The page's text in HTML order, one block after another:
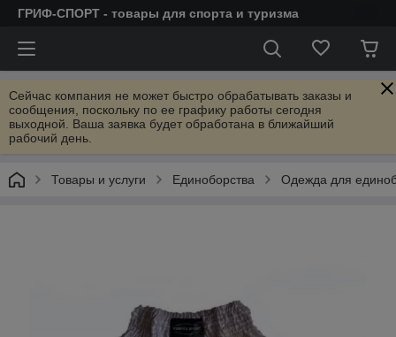
ГРИФ-СПОРТ - товары для спорта и туризма
Сейчас компания не может быстро обрабатывать заказы и
сообщения, поскольку по ее графику работы сегодня
выходной. Ваша заявка будет обработана в ближайший
рабочий день.
Товары и услуги Единоборства Одежда для